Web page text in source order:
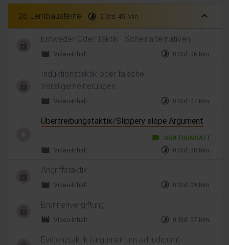
26 Lernbausteine timelapse 2 Std. 45 Min. expand_less
Entweder-Oder-Taktik - Scheinalternativen
movie Video-Inhalt timelapse 0 Std. 06 Min.
Induktionstaktik oder falsche
Verallgemeinerungen
movie Video-Inhalt timelapse 0 Std. 07 Min.
Übertreibungstaktik/Slippery slope Argument
label GRATISINHALT
movie Video-Inhalt timelapse 0 Std. 08 Min.
Angriffstaktik
movie Video-Inhalt timelapse 0 Std. 09 Min.
Brunnenvergiftung
movie Video-Inhalt timelapse 0 Std. 07 Min.
Evidenztaktik (argumentum ad iudicum)